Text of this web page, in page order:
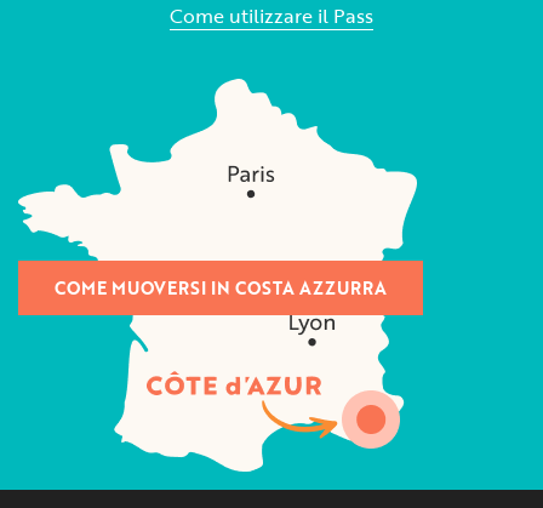
Come utilizzare il Pass
COME MUOVERSI IN COSTA AZZURRA